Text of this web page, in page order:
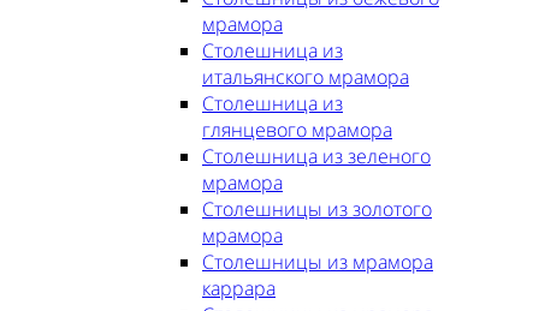
мрамора
Столешница из
итальянского мрамора
Столешница из
глянцевого мрамора
Столешница из зеленого
мрамора
Столешницы из золотого
мрамора
Столешницы из мрамора
каррара